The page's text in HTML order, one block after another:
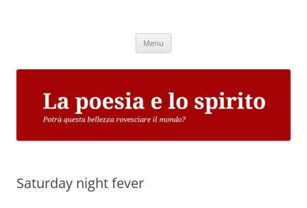
Menu
Saturday night fever